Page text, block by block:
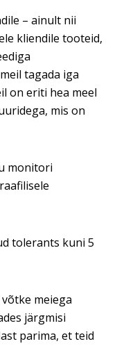
– ainult nii
kliendile tooteid,
tagada iga
on eriti hea meel
mis on
monitori
tolerants kuni 5
meiega
järgmisi
parima, et teid